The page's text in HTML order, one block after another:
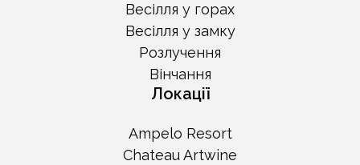
Весілля у горах
Весілля у замку
Розлучення
Вінчання
Локації
Ampelo Resort
Chateau Artwine